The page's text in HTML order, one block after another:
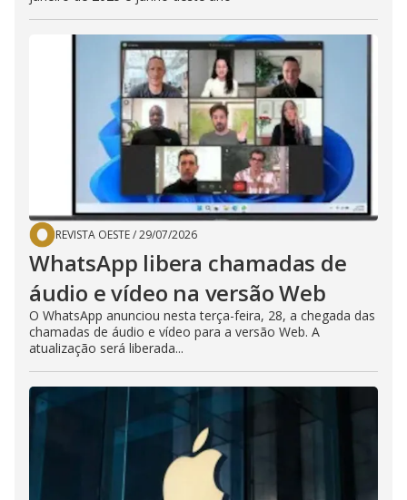
REVISTA OESTE/29/07/2026
WhatsApp libera chamadas de
áudio e vídeo na versão Web
O WhatsApp anunciou nesta terça-feira, 28, a chegada das
chamadas de áudio e vídeo para a versão Web. A
atualização será liberada...